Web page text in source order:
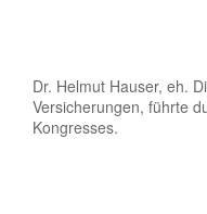
Dr. Helmut Hauser, eh.
Versicherungen, führte
Kongresses.